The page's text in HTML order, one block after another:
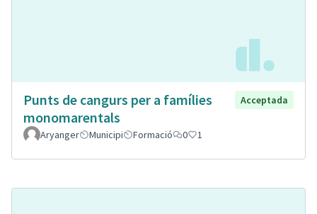
Punts de cangurs per a famílies
monomarentals
Acceptada
Aryanger Municipi Formació 0 1